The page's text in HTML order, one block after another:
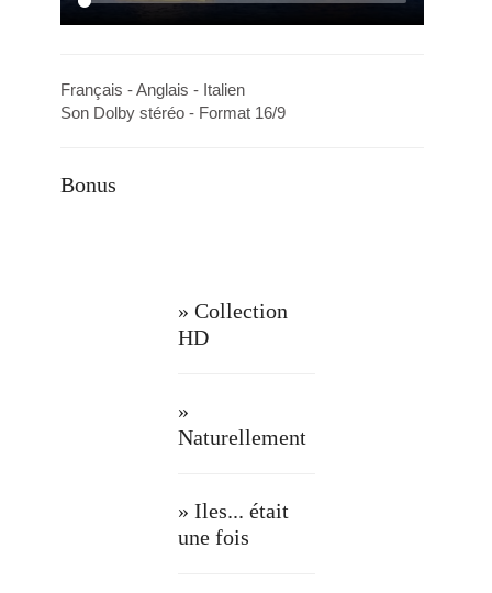
Français - Anglais - Italien
Son Dolby stéréo - Format 16/9
Bonus
» Collection
HD
»
Naturellement
» Iles... était
une fois